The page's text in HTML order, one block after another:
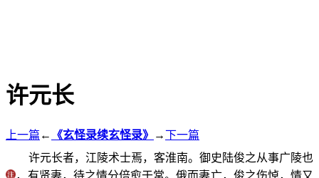
许元长
上一篇 ← 《玄怪录续玄怪录》 →下一篇
许元长者，江陵术士焉，客淮南。御史陆俊之从事广陵也